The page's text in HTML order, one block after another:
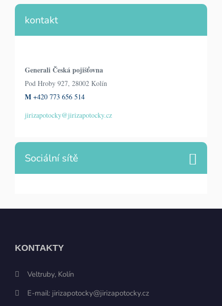
kontakt
Generali Česká pojišťovna
Pod Hroby 927, 28002 Kolín
M +420 773 656 514
jirizapotocky@jirizapotocky.cz
Sociální sítě
KONTAKTY
Veltruby, Kolín
E-mail: jirizapotocky@jirizapotocky.cz